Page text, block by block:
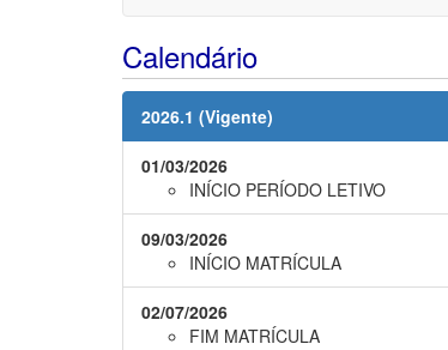
Calendário
2026.1 (Vigente)
01/03/2026
INÍCIO PERÍODO LETIVO
09/03/2026
INÍCIO MATRÍCULA
02/07/2026
FIM MATRÍCULA